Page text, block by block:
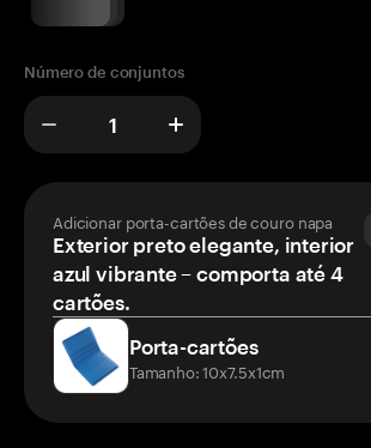
Número de conjuntos
Adicionar porta-cartões de couro napa
Exterior preto elegante, interior
azul vibrante – comporta até 4
cartões.
Porta-cartões
Tamanho: 10x7.5x1cm